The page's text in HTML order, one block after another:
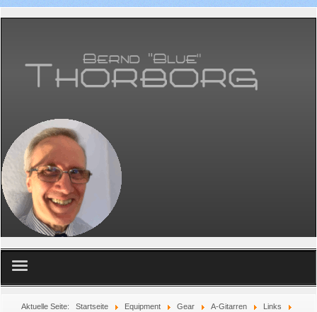
Aktuelle Seite: Startseite Equipment Gear A-Gitarren
Links